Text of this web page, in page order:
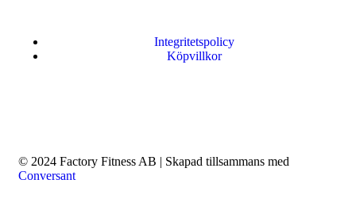
Integritetspolicy
Köpvillkor
© 2024 Factory Fitness AB | Skapad tillsammans med
Conversant